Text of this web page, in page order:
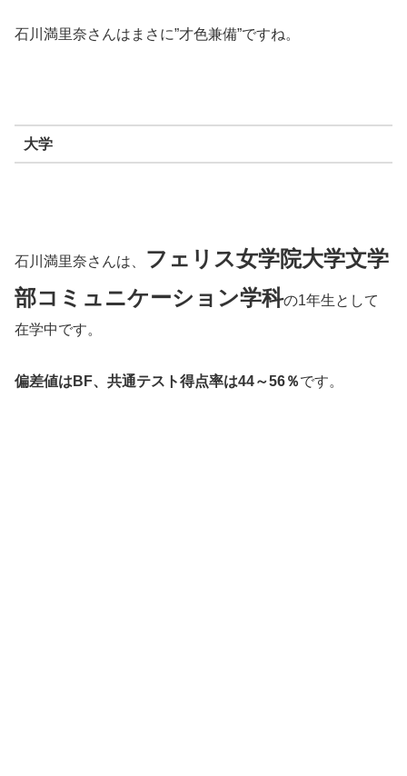
石川満里奈さんはまさに”才色兼備”ですね。
大学
石川満里奈さんは、
フェリス女学院大学文学
部コミュニケーション学科の1年生として
在学中です。
偏差値はBF、共通テスト得点率は44～56％です。